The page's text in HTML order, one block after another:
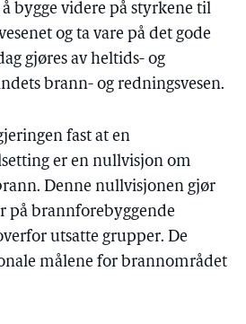
bygge videre på styrkene til
og ta vare på det gode
gjøres av heltids- og
brann- og redningsvesen.
fast at en
er en nullvisjon om
Denne nullvisjonen gjør
på brannforebyggende
utsatte grupper. De
målene for brannområdet